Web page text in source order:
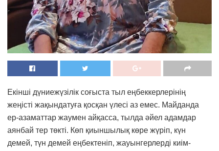
Екінші дүниежүзілік соғыста тыл еңбеккерлерінің
жеңісті жақындатуға қосқан үлесі аз емес. Майданда
ер-азаматтар жаумен айқасса, тылда әйел адамдар
аянбай тер төкті. Көп қиыншылық көре жүріп, күн
демей, түн демей еңбектеніп, жауынгерлерді киім-